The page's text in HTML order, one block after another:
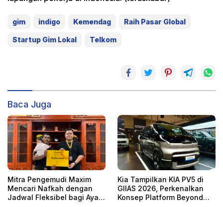
gim indigo Kemendag Raih Pasar Global
Startup Gim Lokal Telkom
Baca Juga
Mitra Pengemudi Maxim
Mencari Nafkah dengan
Jadwal Fleksibel bagi Ayah
Kia Tampilkan KIA PV5 di
GIIAS 2026, Perkenalkan
Konsep Platform Beyond